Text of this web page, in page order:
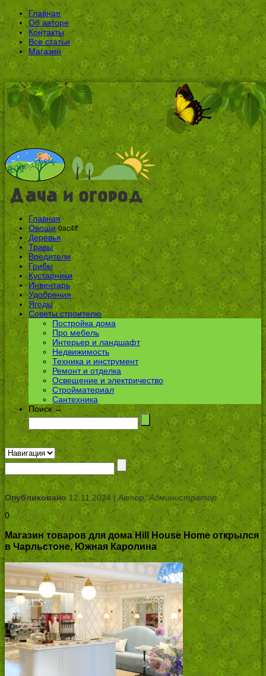
Главная
Об авторе
Контакты
Все статьи
Магазин
Главная
Овощи 0ac4ff
Деревья
Травы
Вредители
Грибы
Кустарники
Инвентарь
Удобрения
Ягоды
Советы строителю
Постройка дома
Про мебель
Интерьер и ландшафт
Недвижимость
Техника и инструмент
Ремонт и отделка
Освещение и электричество
Стройматериал
Сантехника
Поиск →
Опубликовано12.11.2024 | Автор: Администратор
0
Магазин товаров для дома Hill House Home открылся
в Чарльстоне, Южная Каролина